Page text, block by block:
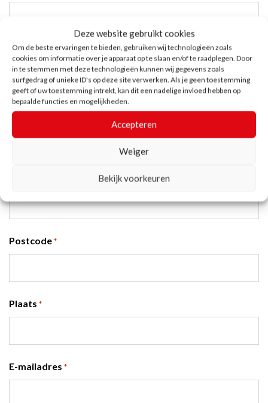
Deze website gebruikt cookies
Om de beste ervaringen te bieden, gebruiken wij technologieën zoals
cookies om informatie over je apparaat op te slaan en/of te raadplegen. Door
in te stemmen met deze technologieën kunnen wij gegevens zoals
surfgedrag of unieke ID's op deze site verwerken. Als je geen toestemming
geeft of uw toestemming intrekt, kan dit een nadelige invloed hebben op
bepaalde functies en mogelijkheden.
Accepteren
Weiger
Bekijk voorkeuren
Naam *
Bedrijf
Straat + Huisnummer *
Postcode *
Plaats *
E-mailadres *